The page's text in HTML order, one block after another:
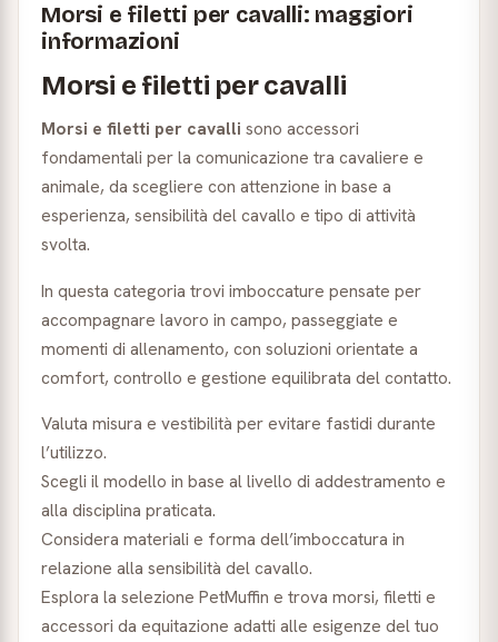
Morsi e filetti per cavalli: maggiori
informazioni
Morsi e filetti per cavalli
Morsi e filetti per cavalli sono accessori
fondamentali per la comunicazione tra cavaliere e
animale, da scegliere con attenzione in base a
esperienza, sensibilità del cavallo e tipo di attività
svolta.
In questa categoria trovi imboccature pensate per
accompagnare lavoro in campo, passeggiate e
momenti di allenamento, con soluzioni orientate a
comfort, controllo e gestione equilibrata del contatto.
Valuta misura e vestibilità per evitare fastidi durante
l’utilizzo.
Scegli il modello in base al livello di addestramento e
alla disciplina praticata.
Considera materiali e forma dell’imboccatura in
relazione alla sensibilità del cavallo.
Esplora la selezione PetMuffin e trova morsi, filetti e
accessori da equitazione adatti alle esigenze del tuo